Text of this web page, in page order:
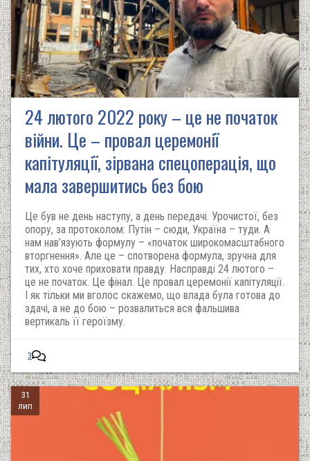
24 лютого 2022 року – це не початок
війни. Це – провал церемонії
капітуляції, зірвана спецоперація, що
мала завершитись без бою
Це був не день наступу, а день передачі. Урочистої, без
опору, за протоколом: Путін – сюди, Україна – туди. А
нам нав’язують формулу – «початок широкомасштабного
вторгнення». Але це – спотворена формула, зручна для
тих, хто хоче приховати правду. Насправді 24 лютого –
це не початок. Це фінал. Це провал церемонії капітуляції.
І як тільки ми вголос скажемо, що влада була готова до
здачі, а не до бою – розвалиться вся фальшива
вертикаль її героїзму.
3
31
лип